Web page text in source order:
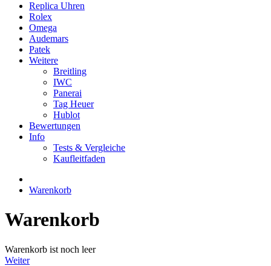
Replica Uhren
Rolex
Omega
Audemars
Patek
Weitere
Breitling
IWC
Panerai
Tag Heuer
Hublot
Bewertungen
Info
Tests & Vergleiche
Kaufleitfaden
Warenkorb
Warenkorb
Warenkorb ist noch leer
Weiter